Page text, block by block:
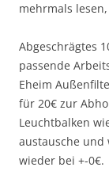
mehrmals
Abgeschrägtes
passende
Eheim
für 20€ zur
Leuchtbalken
austausche und
wieder bei +-0€.